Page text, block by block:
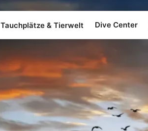
Tauchplätze & Tierwelt Dive Center